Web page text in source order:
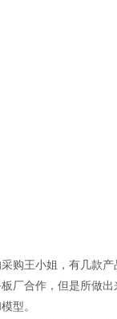
王小姐，有几款产
合作，但是所做出
型。